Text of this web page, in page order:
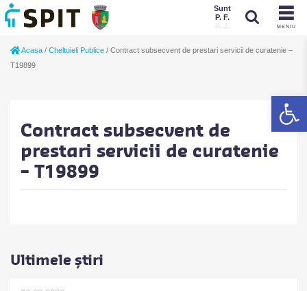
MENIU
Sunt
P. F.
P. J.
Acasa / Cheltuieli Publice / Contract subsecvent de prestari servicii de curatenie –
T19899
Contract subsecvent de
prestari servicii de curatenie
– T19899
Ultimele știri